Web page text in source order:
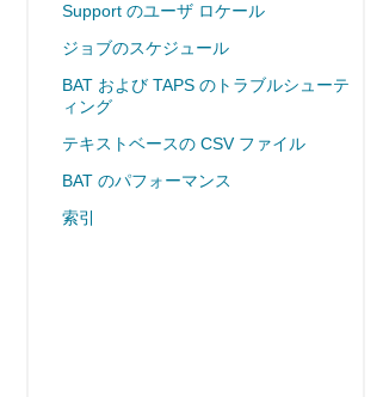
Support のユーザ ロケール
ジョブのスケジュール
BAT および TAPS のトラブルシューテ
ィング
テキストベースの CSV ファイル
BAT のパフォーマンス
索引